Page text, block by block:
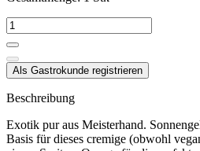
Als Gastrokunde registrieren
Beschreibung
Exotik pur aus Meisterhand.
Basis für dieses cremige (obwohl